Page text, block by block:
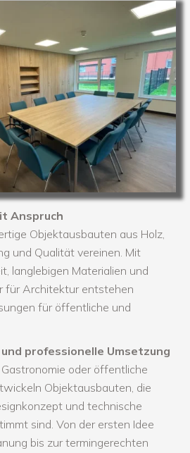
Anspruch
Objektausbauten aus Holz,
und Qualität vereinen. Mit
langlebigen Materialien und
für Architektur entstehen
für öffentliche und
professionelle Umsetzung
oder öffentliche
Objektausbauten, die
und technische
sind. Von der ersten Idee
bis zur termingerechten